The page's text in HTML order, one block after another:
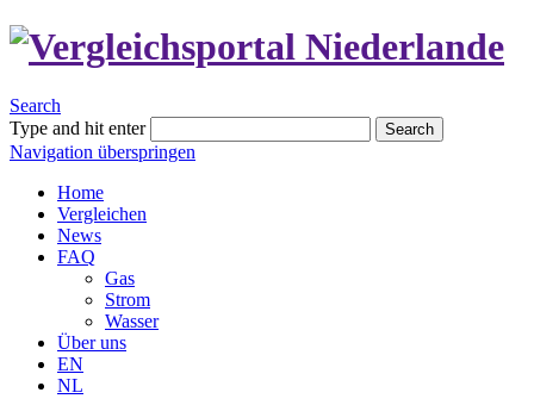
Search
Type and hit enter
Search
Navigation überspringen
Home
Vergleichen
News
FAQ
Gas
Strom
Wasser
Über uns
EN
NL